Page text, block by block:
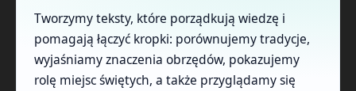
Tworzymy teksty, które porządkują wiedzę i
pomagają łączyć kropki: porównujemy tradycje,
wyjaśniamy znaczenia obrzędów, pokazujemy
rolę miejsc świętych, a także przyglądamy się